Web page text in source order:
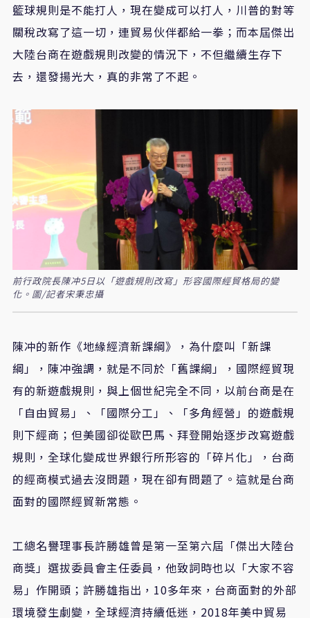
籃球規則是不能打人，現在變成可以打人，川普的對等
關稅改寫了這一切，連貿易伙伴都給一拳；而本屆傑出
大陸台商在遊戲規則改變的情況下，不但繼續生存下
去，還發揚光大，真的非常了不起。
前行政院長陳冲5日以「遊戲規則改寫」形容國際經貿格局的變
化。圖/記者宋秉忠攝
陳冲的新作《地緣經濟新課綱》，為什麼叫「新課
綱」，陳冲強調，就是不同於「舊課綱」，國際經貿現
有的新遊戲規則，與上個世紀完全不同，以前台商是在
「自由貿易」、「國際分工」、「多角經營」的遊戲規
則下經商；但美國卻從歐巴馬、拜登開始逐步改寫遊戲
規則，全球化變成世界銀行所形容的「碎片化」，台商
的經商模式過去沒問題，現在卻有問題了。這就是台商
面對的國際經貿新常態。
工總名譽理事長許勝雄曾是第一至第六屆「傑出大陸台
商獎」選拔委員會主任委員，他致詞時也以「大家不容
易」作開頭；許勝雄指出，10多年來，台商面對的外部
環境發生劇變，全球經濟持續低迷，2018年美中貿易